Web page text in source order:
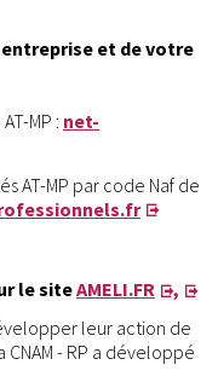
et de votre
MP : net-
AT-MP par code Naf de
le siteAMELI.FR
,
leur action de
- RP a développé